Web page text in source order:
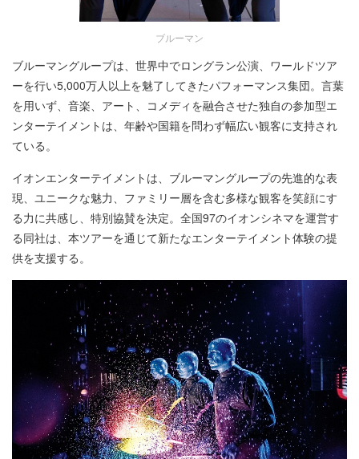
ブルーマン
ブルーマングループは、世界中でロングラン公演、ワールドツア
ーを行い5,000万人以上を魅了してきたパフォーマンス集団。言葉
を用いず、音楽、アート、コメディを融合させた独自の参加型エ
ンターテイメントは、年齢や国籍を問わず幅広い観客に支持され
ている。
イオンエンターテイメントは、ブルーマングループの先進的な表
現、ユニークな魅力、ファミリー層を含む多様な観客を笑顔にす
る力に共感し、特別協賛を決定。全国97のイオンシネマを運営す
る同社は、本ツアーを通じて新たなエンターテイメント体験の提
供を支援する。